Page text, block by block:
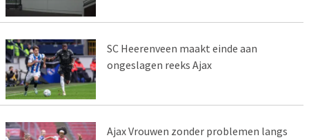
SC Heerenveen maakt einde aan
ongeslagen reeks Ajax
Ajax Vrouwen zonder problemen langs